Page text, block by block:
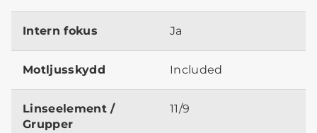
Intern fokus Ja
Motljusskydd Included
Linseelement /
Grupper
11/9